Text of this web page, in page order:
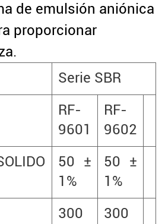
de emulsión aniónica
proporcionar
Serie SBR
RF-
9601
RF-
9602
50 ±
1%
50 ±
1%
300
300